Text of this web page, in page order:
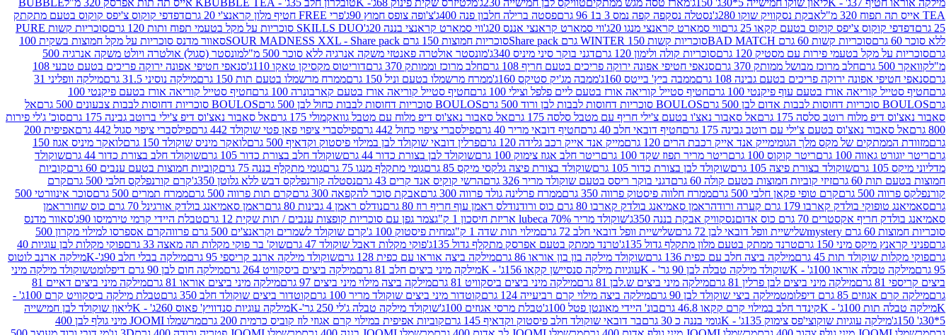
מילקה אוראו חטיף 37ג' - K
ליאון שוקו חמישייה 5*30ג' 150ג' מארז טסה מגש ממתקיםטוויקס לבן חמישייה 230ג' מלטיזרס שקית פינוק 68ג'- K טובלרון חלב 35ג' - K BUBBLE TEA אייס תה תות אפרסק 320 מ"ל
BUBBLE
TEA אייס תה תפוח 320 מ"ל
אבקת נסקוויק שוקו 280ג' נסטלה נסקפה קפה נמס 3 ב1 96 גרם פסטה ברילה חלבון פנה 400ג' צ'ופה צופס חמוץ 90ג' פרי FREE חטיף מלון קראנצ'י 20 גרם
דפדפי קוקוס צ'יפס קוקוס בטעם מתקתק
25 גרם
דפדפי קוקוס צ'יפס קוקוס בטעם קקאו 25 גרם ווי סמארט קראנצי מנגו 20ג' ווי סמארט קראנצי אננס 20ג' ווי סמארט קראנצי בננה 20ג' SKILLS DUO סוכריות על מקל בטעמי תפוח ותות 120 גרם
סוכריות קשות PURE
ללא סוכר 60 גרם
סוכריות קשות 60 גרם BAD MATCH סוכריות קשות WINTER 150 גרם Share pack סוכריות חמוצות 150 גרם SOUR MADNESS XXL - Share pack
סאוור מדנס סוכריות על מקל חמוצות בשקית 100
גרםסוכריות על מקל בטעמי פירות עם מסטיק 120 גרם סוכריות קולה ולימון 120 גרם דגני בוקר סיני מיניס 340ג' מונסטר אולטרה פאנטזי משקה אנרגיה ללא סוכר 500 מ"ל
מונסטר (סגול) אולטרה ויולט משקה אנרגיה 500
מ"לקוואקר 500 גרם חלב מרוכז מבושל ממותק 370 גרם סנאפי חטיפי אפונה ירוקה פריכים בטעם חריף 108 גרם חלב מרוכז וממותק 370 גרם דוריטוס מקסיקן טאקו 110ג'
סנאפי חטיפי אפונה ירוקה פריכים בטעם טבעי 108
גרםסנאפי חטיפי אפונה ירוקה פריכים בטעם גבינה 108 גרם ממבה ביץ' בייטס 160ג' ממבה מג'יק סטיקס 160ג' ממרח מרשמלו בטעם וניל 150 גרם ממרח מרשמלו בטעם תות 150 גרם מילקה נוסיני 31.5 גרם
מילקה וופליני 31
גרםחטיף סטייל קוריאה אורז בטעם עוף פיקנטי 100 גרם חטיף סטייל קוריאה אורז בטעם ליים פלפל וצילי 100 גרם חטיף סטייל קוריאה אורז בטעם קארבונרה 100 גרם
חטיף סטייל קוריאה אורז בטעם פיקנטי 100
גרםBOULOS סוכריות דחוסות לבבות אדום לבן 500 גרם BOULOS סוכריות דחוסות לבבות לבן ורוד 500 גרם BOULOS סוכריות דחוסות לבבות כחול לבן 500 גרם BOULOS סוכריות דחוסות לבבות צבעונים 500 גרם
אל
סאבור נאצ'וס דיפ מלוח רוטב סלסה 175 גרם
אל סאבור נאצ'ו בטעם צ'ילי חריף עם מטבל סלסה 175 גרם אל סאבור נאצ'וס דיפ מלוח עם מטבל גוואקמולי 175 גרם אל סאבור נאצ'וס דיפ צ'ילי ברוטב גבינה 175 גרם
סוכ' ג'לי פירות
800 גרם
אל סאבור נאצ'וס בטעם צ'ילי עם רוטב גבינה 175 גרם חטיף דובאי חלב 40 גרם חטיף דובאי מריר 40 גרם פילסברי ציפוי כחול 442 גרם פילסברי ציפוי פאן פטי שוקולד 442 גרם פילסברי ציפוי סגול 442 גרם
אפיפית 200
גרםמזוודת הממתקים של מקס מלך הגומימייק אנד אייק רכבת הרים 120 גרם מייק אנד אייק רכב גלידה 120 גרם פרלין דובאי שוקולד לבן במילוי פיסטוק וקדאיף 500 גרם לואקר מיניס שוקולד 150 גרם
לואקר מיניס אגוז 150
גרםריטר יוגורט גאווה 100 גרם ריטר קוקוס 100 גרם ריטר מריר תפוז שקד 100 גרם ריטר חלב אגוז צימוק 100 גרם שוקולד לבן בצורת כדור 44 גרם שוקולד חלב בצורת כדור 105 גרם שוקולד חלב בצורת כדור 44 גרם
שוקולד
מדליוני מיקס 105 גרם
שוקולד בצורת פיצה 105 גרם שוקולד לבן בצורת כדור 105 גרם שוקולד בצורת פיצה גלקסי מיקס 85 גרם גומי מתקלף מנגו 75 גרם גומי מתקלף בננה 75 גרם קוביות חמוצות בטעם ענבים 60 גרם
קוביות
חמוצות בטעם תות 60 גרם
זיזי קוביות חמוצות בטעם קולה 60 גרם דגני בוקר ריסס בטעם שוקולד מריר 326 גרם הרשי קוקיס אנד קרים 43 גרם נסטלה קורנפלקס דבש ללא גלוטן 350ג' קרם קורנפלקס חלבי 500 גרם
קרם
קורנפלקס פרווה 500 גרם
קרם טופי פקאן חלבי 500 גרם ממרח חלווה פיסטוק פרווה 350 גרם ממרח פרלינה גולד פרווה 300 גרם אבקת סוכר להקפאה 300 גרם קרם תות פרווה 500 גרם ממרח תמרים 500 גרם
סוכר אינוורטי 500
גרםסאמיאנג טופוקי בולדק קארבו 179 גרם קערה ורודה ראמן סאמיאנג בולדק קארבו 80 גרם כוס ורוד נודלס ראמן עוף חריף רוז 80 גרם נודלס ראמן 4 גבינות 80 גרם ראמן סאמיאנג בולדק אורגינל 70 גרם כוס שחור
ראמן
סאמיאנג בולדק חריף אקסטרים 70 גרם כוס אדום
נסקוויק אבקת בננה 350ג' שוקולד מריר 70% lubeca אריזת חיסכון 1 ק"ג צמר גפן עם סוכריות קופצות ענבים / תות שקית 12 גרם טבלת היידי קרמי טירמיסו 90ג'
סאוור מדנס
סוכריות חמוצות 60 גרם mystery
שלישיית וופל דובאי לבן 72 גרם שלישיית וופל דובאי חלב 72 גרם מילוי תות שדה 1 ק"ג מחית פיסטוק 100 ג' קרם שוקולד לשמרים וקראנצ'ים 500 גרם פרווה
קרם אספרסו למילוי מקרון 500
גרםפניני קראנץ מיקס מיני 150 גרם טרנד ממתק בטעם מלון מתקלף גדול 135ג' טרנד ממתק בטעם אפרסק מתקלף גדול 135ג' פוקי מקלות דאבל שוקולד 47 גרם שוק' בר פוקי מקלות תה מאצה 33 גרם
פוקי מקלות לבן עוגיות 40
גרםפוקי מקלות שוקולד תות 45 גרם מילקה ביצה חלב עם כפית 136 גרם שוקולד מילקה בון בון אוראו 86 גרם מילקה ביצה אוראו עם כפית 128 גרם שוקולד מילקה ארנב קריספי 95 גרם מילקה בבלי חלב 90ג'-K
מילקה ארנב לוטוס
95 גרם
מילקה טבלה אוראו 100ג' - K שוקולד מילקה טבלה לבן 90 גר' - K עוגיות מילקה סנסיישן קקאו 156ג' - K מילקה מיני ביצים חלב 81 גרם מילקה ביצים ביסקוויט 264 גרם מילקה חום לבן 90 גרם דיפלומט
שוקולד מילקה מיני
ביצים קריספי 81 גרם
מילקה מיני ביצים לבן פרלין 81 גרם מילקה מיני ביצים ש.לבן 81 גרם מילקה מיני ביצים ביסקוויט 81 גרם מילקה ביצה מילוי מיני ביצים 97 גרם מילקה מיני ביצים אוראו 81 גרם
מילקה מיני ביצים דאיים 81
גרםמילקה קרם אגוזים 85 גרם דיפלומט מילקה ביצי שוקולד לבן 90 גרם מילקה ביצה מילוי קרם רביעייה 124 גרם קוטדור מיני ביצים שוקולד מריר 100 גרם קוטדור ביצים שוקולד חלב 350 גרם
טבלת מילקה ביסקוויט קרם 100ג' -
Kמילקה טבלה תות 100ג' - K קינדר חלב במילוי קרם קקאו 46.8 גרם בונ' היידי מאונטן פטל 100ג' טבלת מרסי אגוזים 100ג' שוקולד מילקה טבלה ג'לי 250 גר'-K מילקה עוגיות סנדוויץ' פאוס 260ג' - K
ליאון שוקולד לבן חמישייה
5*30ג' 150ג'
מילקה עוגיות שוקוצי'פס צימוק 135ג' - K גומי בננה כ 30 גרם בר דובאי שוקולד חלב פיסטוק וקדאיף 145 גרם קוביות אפיפית במילוי קרם אגוזי לוז קוביס כרמית 200 גרם
מרשמלו JOOMI מיני גולף לבן 400